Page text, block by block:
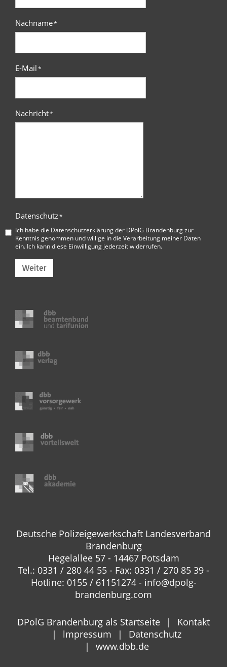
Nachname*
E-Mail*
Nachricht*
Datenschutz*
Ich habe die Datenschutzerklärung der DPolG Brandenburgzur
Kenntnis genommen und willige in die Verarbeitung meiner Daten
ein. Ich kann diese Einwilligung jederzeit widerrufen.
Weiter
Deutsche Polizeigewerkschaft Landesverband
Brandenburg
Hegelallee 57 - 14467 Potsdam
Tel.: 0331 / 280 44 55 - Fax: 0331 / 270 85 39 -
Hotline: 0155 / 61151274 - info@dpolg-
brandenburg.com
DPolG Brandenburg als Startseite
Kontakt
lmpressum
Datenschutz
www.dbb.de